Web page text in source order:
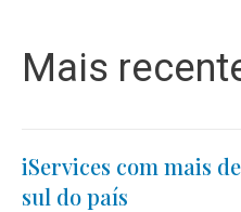
Mais
iServices com mais
sul do país